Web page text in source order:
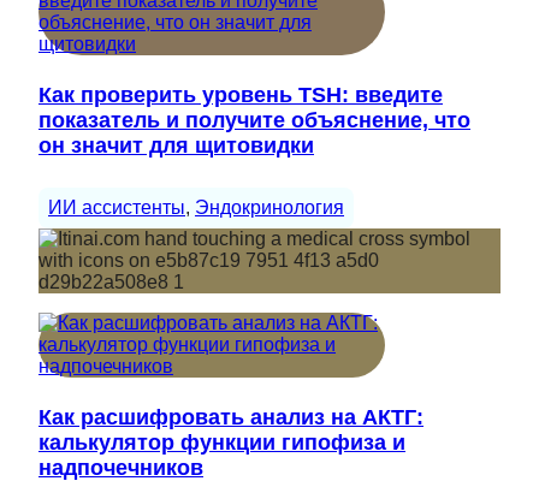
Как проверить уровень TSH: введите
показатель и получите объяснение, что
он значит для щитовидки
ИИ ассистенты, Эндокринология
Как расшифровать анализ на АКТГ:
калькулятор функции гипофиза и
надпочечников